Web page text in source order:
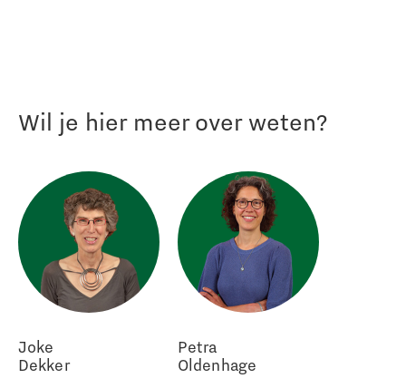
Wil je hier meer over weten?
Joke
Dekker
Petra
Oldenhage